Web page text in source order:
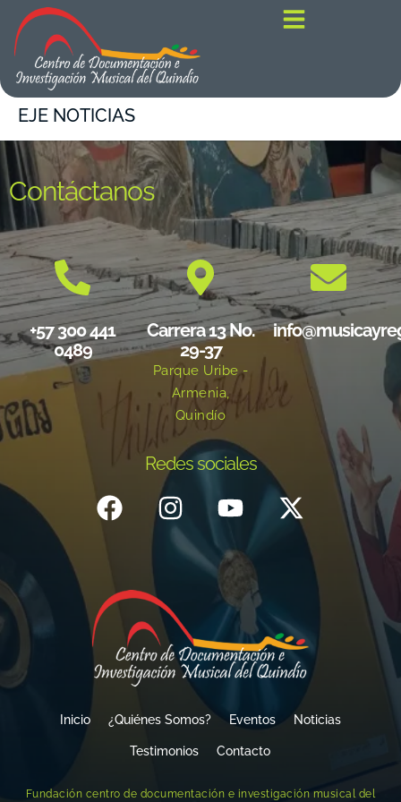
contenido
EJE NOTICIAS
Contáctanos
+57 300 441
0489
Carrera 13 No.
29-37
Parque Uribe -
Armenia,
Quindío
Redes sociales
Inicio ¿Quiénes Somos? Eventos Noticias
Testimonios Contacto
Fundación centro de documentación e investigación musical del